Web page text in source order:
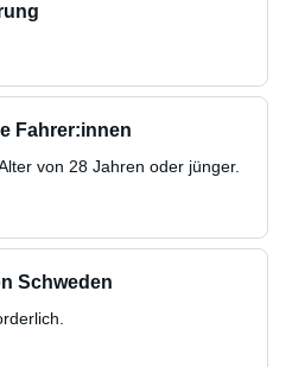
Fahrer:innen
von 28 Jahren oder jünger.
Schweden